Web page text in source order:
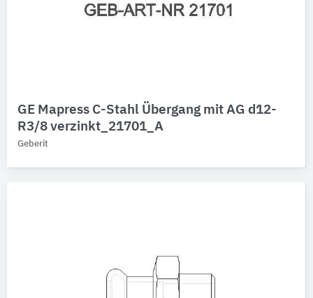
GE Mapress C-Stahl Übergang mit AG d12-
R3/8 verzinkt_21701_A
Geberit